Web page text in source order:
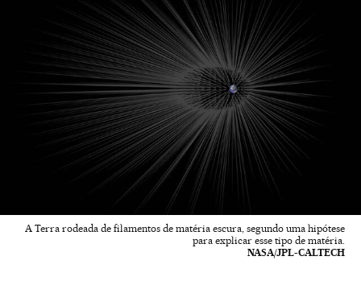
A Terra rodeada de filamentos de matéria escura, segundo uma hipótese
para explicar esse tipo de matéria.
NASA/JPL-CALTECH